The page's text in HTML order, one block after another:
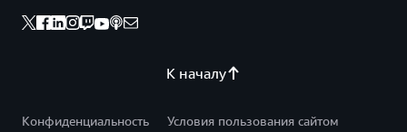
К началу
Конфиденциальность
Условия пользования сайтом